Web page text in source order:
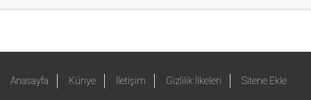
Anasayfa Künye İletişim Gizlilik İlkeleri Sitene Ekle